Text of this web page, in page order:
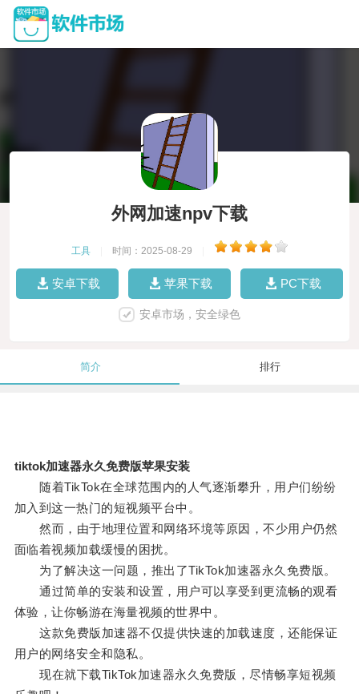
外网加速npv下载
工具 时间：2025-08-29
安卓下载 苹果下载 PC下载
安卓市场，安全绿色
简介 排行
tiktok加速器永久免费版苹果安装
随着TikTok在全球范围内的人气逐渐攀升，用户们纷纷
加入到这一热门的短视频平台中。
然而，由于地理位置和网络环境等原因，不少用户仍然
面临着视频加载缓慢的困扰。
为了解决这一问题，推出了TikTok加速器永久免费版。
通过简单的安装和设置，用户可以享受到更流畅的观看
体验，让你畅游在海量视频的世界中。
这款免费版加速器不仅提供快速的加载速度，还能保证
用户的网络安全和隐私。
现在就下载TikTok加速器永久免费版，尽情畅享短视频